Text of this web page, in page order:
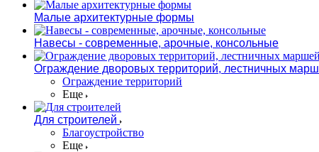
Малые архитектурные формы
Навесы - современные, арочные, консольные
Ограждение дворовых территорий, лестничных
Ограждение территорий
Еще
Для строителей
Благоустройство
Еще